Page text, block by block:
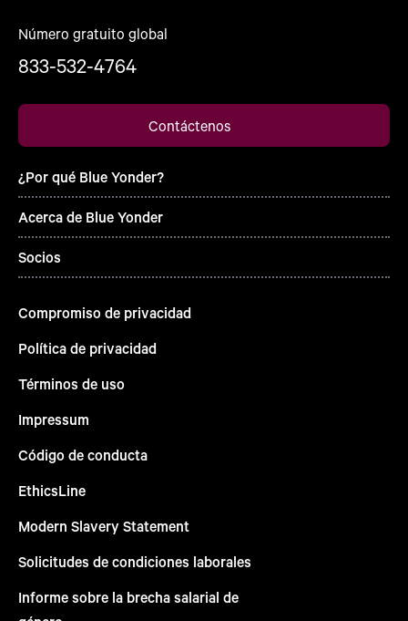
Número gratuito global
833-532-4764
Contáctenos
¿Por qué Blue Yonder?
Acerca de Blue Yonder
Socios
Compromiso de privacidad
Política de privacidad
Términos de uso
Impressum
Código de conducta
EthicsLine
Modern Slavery Statement
Solicitudes de condiciones laborales
Informe sobre la brecha salarial de